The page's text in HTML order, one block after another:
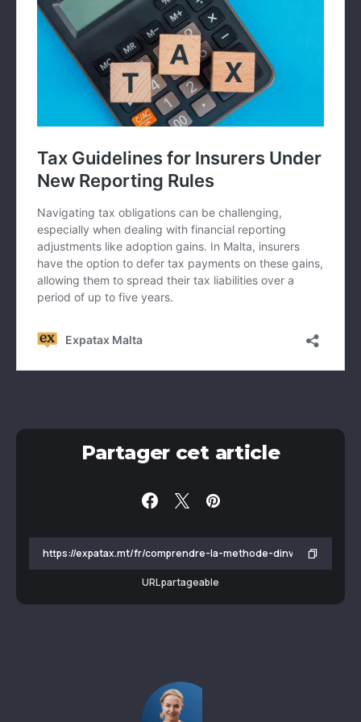
Partager cet article
URL partageable